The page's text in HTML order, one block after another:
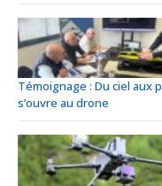
Témoignage : Du ciel aux
s’ouvre au drone